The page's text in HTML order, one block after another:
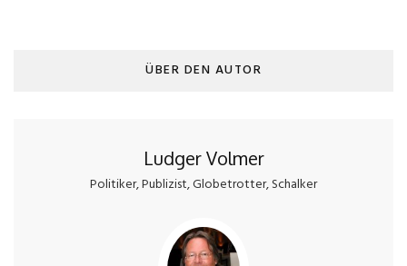
ÜBER DEN AUTOR
Ludger Volmer
Politiker, Publizist, Globetrotter, Schalker